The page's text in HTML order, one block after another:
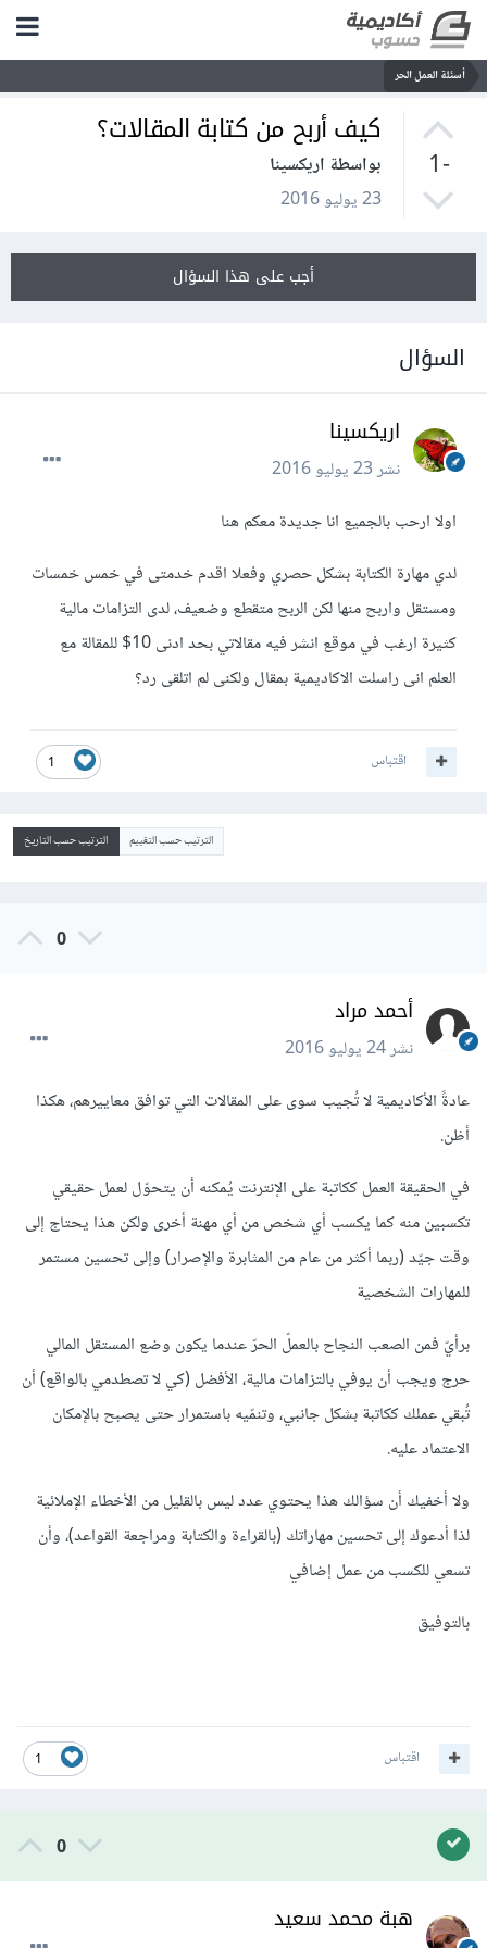
أسئلة العمل الحر
-1
كيف أربح من كتابة المقالات؟
بواسطة اريكسينا
23 يوليو 2016
أجب على هذا السؤال
السؤال
اريكسينا
نشر23 يوليو 2016
اولا ارحب بالجميع انا جديدة معكم هنا
لدي مهارة الكتابة بشكل حصري وفعلا اقدم خدمتى في خمس خمسات
ومستقل واربح منها لكن الربح متقطع وضعيف، لدى التزامات مالية
كثيرة ارغب في موقع انشر فيه مقالاتي بحد ادنى 10$ للمقالة مع
العلم انى راسلت الاكاديمية بمقال ولكنى لم اتلقى رد؟
1 اقتباس
الترتيب حسب التقييم الترتيب حسب التاريخ
0
أحمد مراد
نشر24 يوليو 2016
عادةً الأكاديمية لا تُجيب سوى على المقالات التي توافق معاييرهم، هكذا
أظن.
في الحقيقة العمل ككاتبة على الإنترنت يُمكنه أن يتحوّل لعمل حقيقي
تكسبين منه كما يكسب أي شخص من أي مهنة أخرى ولكن هذا يحتاج إلى
وقت جيّد (ربما أكثر من عام من المثابرة والإصرار) وإلى تحسين مستمر
للمهارات الشخصية
برأيّ فمن الصعب النجاح بالعملّ الحرّ عندما يكون وضع المستقل المالي
حرج ويجب أن يوفي بالتزامات مالية، الأفضل (كي لا تصطدمي بالواقع) أن
تُبقي عملك ككاتبة بشكل جانبي، وتنمّيه باستمرار حتى يصبح بالإمكان
الاعتماد عليه.
ولا أخفيك أن سؤالك هذا يحتوي عدد ليس بالقليل من الأخطاء الإملائية
لذا أدعوك إلى تحسين مهاراتك (بالقراءة والكتابة ومراجعة القواعد)، وأن
تسعي للكسب من عمل إضافي
بالتوفيق
1 اقتباس
0
هبة محمد سعيد